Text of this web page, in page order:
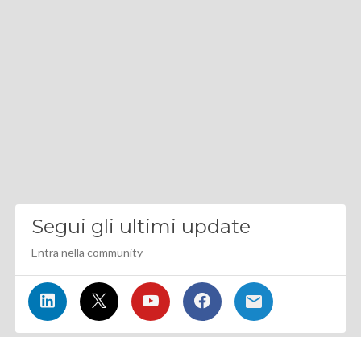
Segui gli ultimi update
Entra nella community